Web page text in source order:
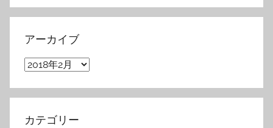
アーカイブ
ア
カ
イ
カテゴリー